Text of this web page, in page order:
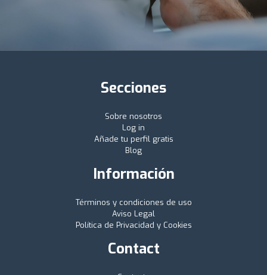
Secciones
Sobre nosotros
Log in
Añade tu perfil gratis
Blog
Información
Términos y condiciones de uso
Aviso Legal
Política de Privacidad y Cookies
Contact